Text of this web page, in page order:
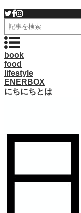
検
索
book
food
lifestyle
ENERBOX
にちにちとは